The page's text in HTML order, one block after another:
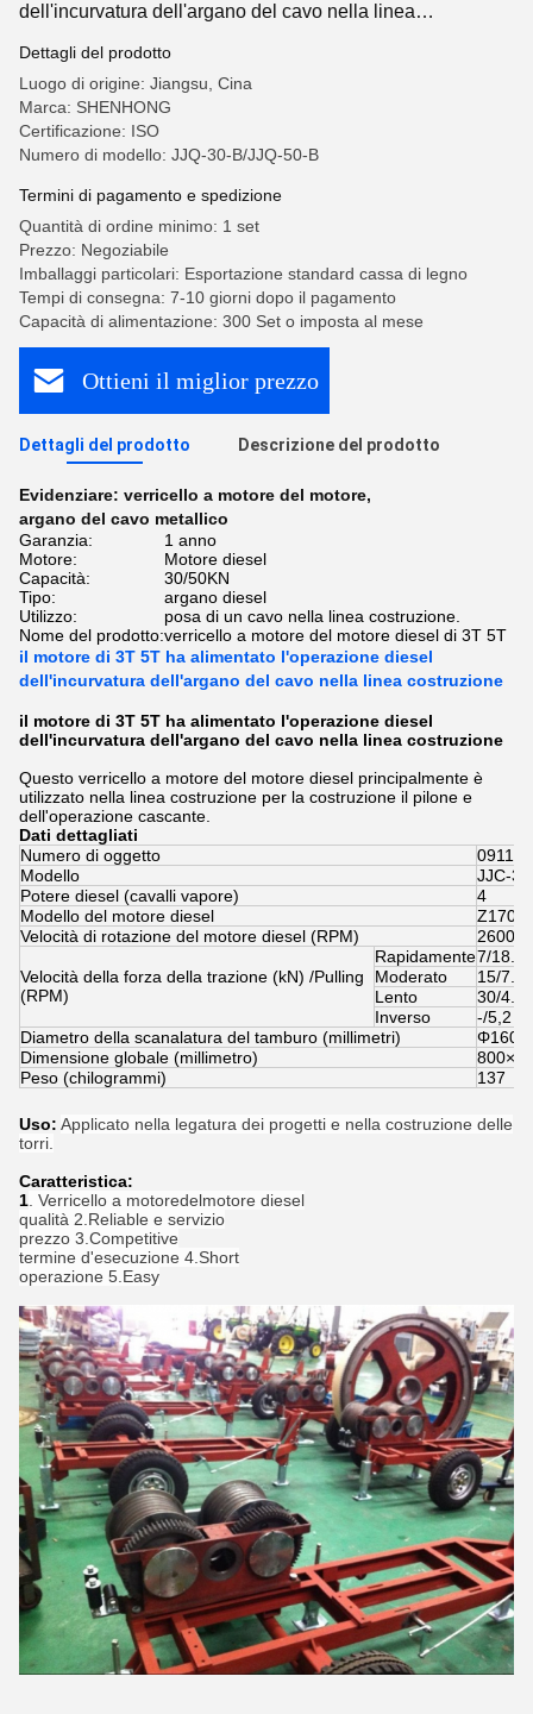
dell'incurvatura dell'argano del cavo nella linea
Dettagli del prodotto
Luogo di origine: Jiangsu, Cina
Marca: SHENHONG
Certificazione: ISO
Numero di modello: JJQ-30-B/JJQ-50-B
Termini di pagamento e spedizione
Quantità di ordine minimo: 1 set
Prezzo: Negoziabile
Imballaggi particolari: Esportazione standard cassa di legno
Tempi di consegna: 7-10 giorni dopo il pagamento
Capacità di alimentazione: 300 Set o imposta al mese
Ottieni il miglior prezzo
Dettagli del prodotto Descrizione del prodotto
Evidenziare: verricello a motore del motore,
argano del cavo metallico
Garanzia:
1 anno
Motore:
Motore diesel
Capacità:
30/50KN
Tipo:
argano diesel
Utilizzo:
posa di un cavo nella linea costruzione.
Nome del prodotto:verricello a motore del motore diesel di 3T 5T
il motore di 3T 5T ha alimentato l'operazione diesel
dell'incurvatura dell'argano del cavo nella linea costruzione
il motore di 3T 5T ha alimentato l'operazione diesel
dell'incurvatura dell'argano del cavo nella linea costruzione
Questo verricello a motore del motore diesel principalmente è
utilizzato nella linea costruzione per la costruzione il pilone e
dell'operazione cascante.
Dati dettagliati
Numero di oggetto
09111
Modello
JJC-30
Potere diesel (cavalli vapore)
4
Modello del motore diesel
Z170F
Velocità di rotazione del motore diesel (RPM)
2600
Velocità della forza della trazione (kN) /Pulling
(RPM)
Rapidamente7/18.1
Moderato
15/7.2
Lento
30/4.6
Inverso
-/5,2
Diametro della scanalatura del tamburo (millimetri)
Φ160
Dimensione globale (millimetro)
Peso (chilogrammi)
137
Uso: Applicato nella legatura dei progetti e nella costruzione delle
torri.
Caratteristica:
1 . Verricello a motoredelmotore diesel
qualità 2.Reliable e servizio
prezzo 3.Competitive
termine d'esecuzione 4.Short
operazione 5.Easy